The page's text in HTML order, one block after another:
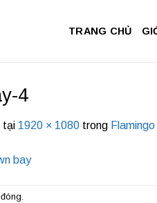
TRANG CHỦ
4
tại 1920 × 1080 trong